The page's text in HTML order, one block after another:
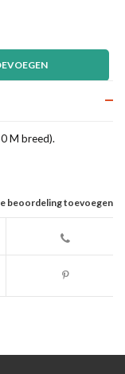
M breed).
beoordeling toevoegen